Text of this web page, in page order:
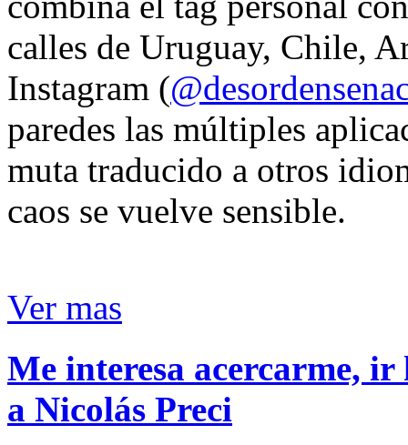
calles de Uruguay, Chile,
Instagram (
paredes las múltiples
muta traducido a otros
caos se vuelve sensible.
Ver mas
Me interesa acercarme,
a Nicolás Preci